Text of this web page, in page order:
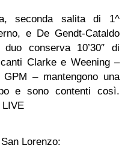
seconda salita di 1^
e De Gendt-Cataldo
conserva 10’30″ di
Clarke e Weening –
– mantengono una
e sono contenti così.
LIVE
Lorenzo: